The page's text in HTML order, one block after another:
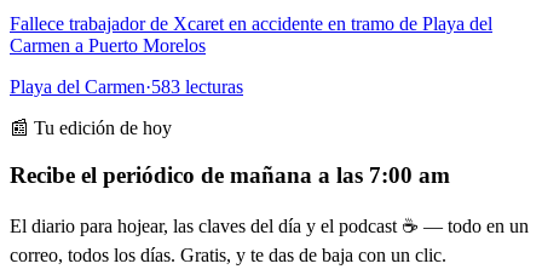
Fallece trabajador de Xcaret en accidente en tramo de Playa del
Carmen a Puerto Morelos
Playa del Carmen·583 lecturas
📰 Tu edición de hoy
Recibe el periódico de mañana a las 7:00 am
El diario para hojear, las claves del día y el podcast ☕ — todo en un
correo, todos los días. Gratis, y te das de baja con un clic.